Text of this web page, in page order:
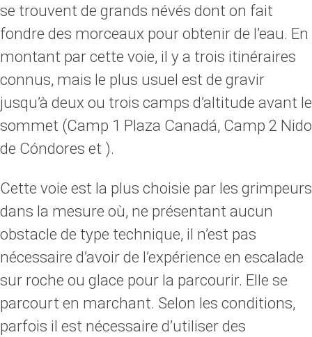
se trouvent de grands névés dont on fait
fondre des morceaux pour obtenir de l’eau. En
montant par cette voie, il y a trois itinéraires
connus, mais le plus usuel est de gravir
jusqu’à deux ou trois camps d’altitude avant le
sommet (Camp 1 Plaza Canadá, Camp 2 Nido
de Cóndores et ).
Cette voie est la plus choisie par les grimpeurs
dans la mesure où, ne présentant aucun
obstacle de type technique, il n’est pas
nécessaire d’avoir de l’expérience en escalade
sur roche ou glace pour la parcourir. Elle se
parcourt en marchant. Selon les conditions,
parfois il est nécessaire d’utiliser des